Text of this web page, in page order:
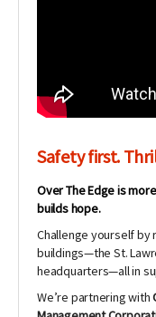
Safety first.
Over The Edge is
builds hope.
Challenge yourself by
buildings—the St.
headquarters—all in
We’re partnering with